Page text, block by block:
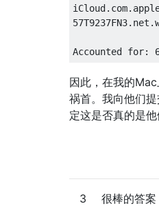
因此，在我的
祸首。我向他们
定这是否真的是他
3
很棒的答